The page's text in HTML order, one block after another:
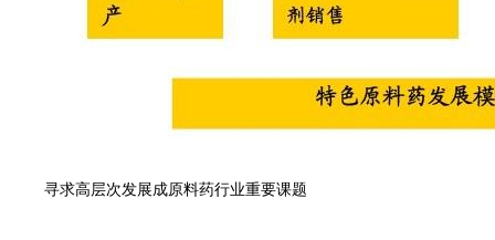
寻求高层次发展成原料药行业重要课题
伟信医药
GREAT INNOVATION PHARMA
传真：021-
网址：